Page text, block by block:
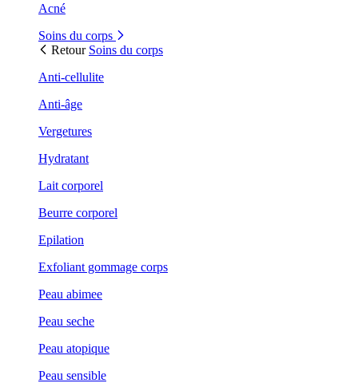
Acné
Soins du corps
Retour Soins du corps
Anti-cellulite
Anti-âge
Vergetures
Hydratant
Lait corporel
Beurre corporel
Epilation
Exfoliant gommage corps
Peau abimee
Peau seche
Peau atopique
Peau sensible